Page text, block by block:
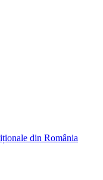
din România